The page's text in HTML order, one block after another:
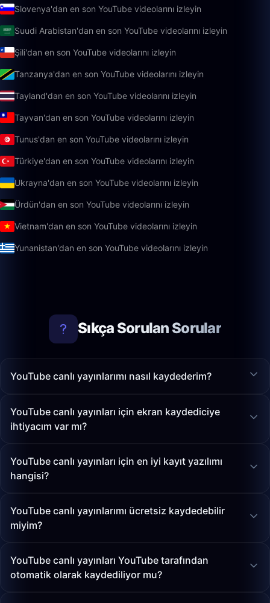
Slovenya'dan en son YouTube videolarını izleyin
Suudi Arabistan'dan en son YouTube videolarını izleyin
Şili'dan en son YouTube videolarını izleyin
Tanzanya'dan en son YouTube videolarını izleyin
Tayland'dan en son YouTube videolarını izleyin
Tayvan'dan en son YouTube videolarını izleyin
Tunus'dan en son YouTube videolarını izleyin
Türkiye'dan en son YouTube videolarını izleyin
Ukrayna'dan en son YouTube videolarını izleyin
Ürdün'dan en son YouTube videolarını izleyin
Vietnam'dan en son YouTube videolarını izleyin
Yunanistan'dan en son YouTube videolarını izleyin
Sıkça Sorulan Sorular
YouTube canlı yayınlarımı nasıl kaydederim?
YouTube canlı yayınları için ekran kaydediciye
ihtiyacım var mı?
YouTube canlı yayınları için en iyi kayıt yazılımı
hangisi?
YouTube canlı yayınlarımı ücretsiz kaydedebilir
miyim?
YouTube canlı yayınları YouTube tarafından
otomatik olarak kaydediliyor mu?